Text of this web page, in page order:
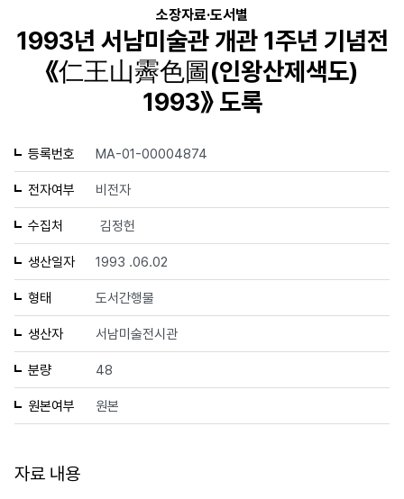
소장자료·도서별
1993년 서남미술관 개관 1주년 기념전
《仁王山霽色圖(인왕산제색도)
1993》 도록
등록번호 MA-01-00004874
전자여부 비전자
수집처 김정헌
생산일자 1993 .06.02
형태 도서간행물
생산자 서남미술전시관
분량 48
원본여부 원본
자료 내용